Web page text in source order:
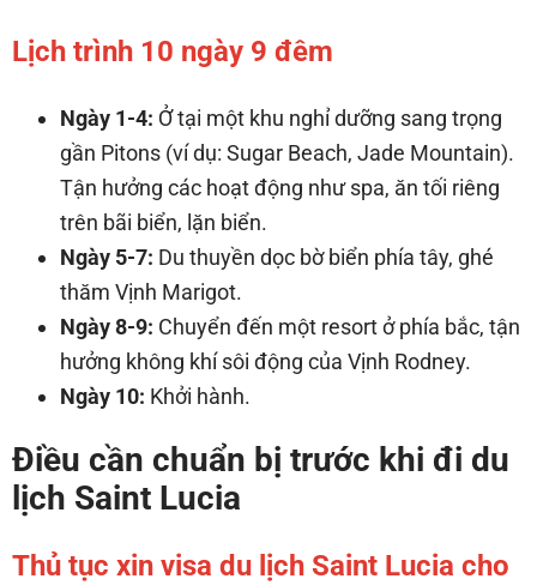
Lịch trình 10 ngày 9 đêm
Ngày 1-4: Ở tại một khu nghỉ dưỡng sang trọng
gần Pitons (ví dụ: Sugar Beach, Jade Mountain).
Tận hưởng các hoạt động như spa, ăn tối riêng
trên bãi biển, lặn biển.
Ngày 5-7: Du thuyền dọc bờ biển phía tây, ghé
thăm Vịnh Marigot.
Ngày 8-9: Chuyển đến một resort ở phía bắc, tận
hưởng không khí sôi động của Vịnh Rodney.
Ngày 10: Khởi hành.
Điều cần chuẩn bị trước khi đi du
lịch Saint Lucia
Thủ tục xin visa du lịch Saint Lucia cho